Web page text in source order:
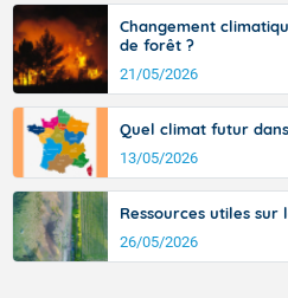
Changement
de forêt ?
21/05/2026
Quel climat futur
13/05/2026
Ressources utiles
26/05/2026